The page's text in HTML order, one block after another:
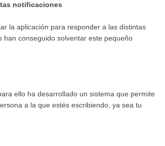
notificaciones
la aplicación para responder a las distintas
han conseguido solventar este pequeño
ello ha desarrollado un sistema que permite
a la que estés escribiendo, ya sea tu